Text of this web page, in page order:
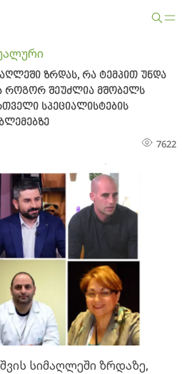
ზრდას, რა ტემპით უნდა
როგორ შეუძლია მშობელს
სპეციალისტების
7622
სიმაღლეში ზრდაზე,